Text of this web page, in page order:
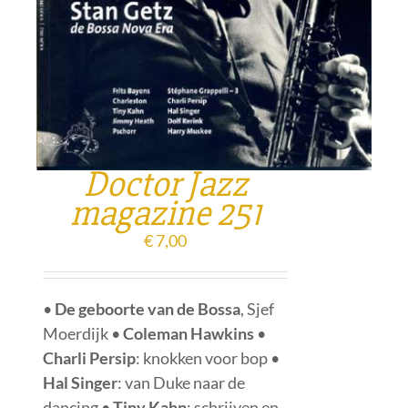
Doctor Jazz
magazine 251
€7,00
• De geboorte van de Bossa, Sjef
Moerdijk •Coleman Hawkins •
Charli Persip: knokken voor bop •
Hal Singer: van Duke naar de